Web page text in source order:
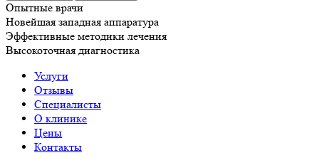
Опытные врачи
Новейшая западная аппаратура
Эффективные методики лечения
Высокоточная диагностика
Услуги
Отзывы
Специалисты
О клинике
Цены
Контакты